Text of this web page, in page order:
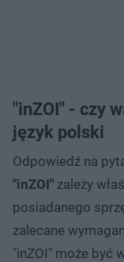
"inZOI" - czy
język polski
Odpowiedź na
"inZOI" zależy
posiadanego
zalecane
"inZOI" może być